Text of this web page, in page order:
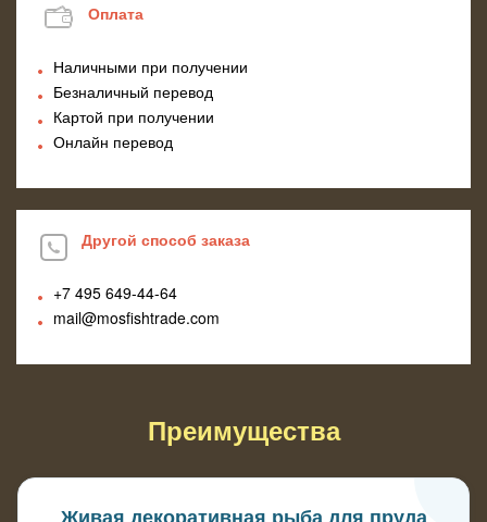
Оплата
Наличными при получении
Безналичный перевод
Картой при получении
Онлайн перевод
Другой способ заказа
+7 495 649-44-64
mail@mosfishtrade.com
Преимущества
Живая декоративная рыба для пруда